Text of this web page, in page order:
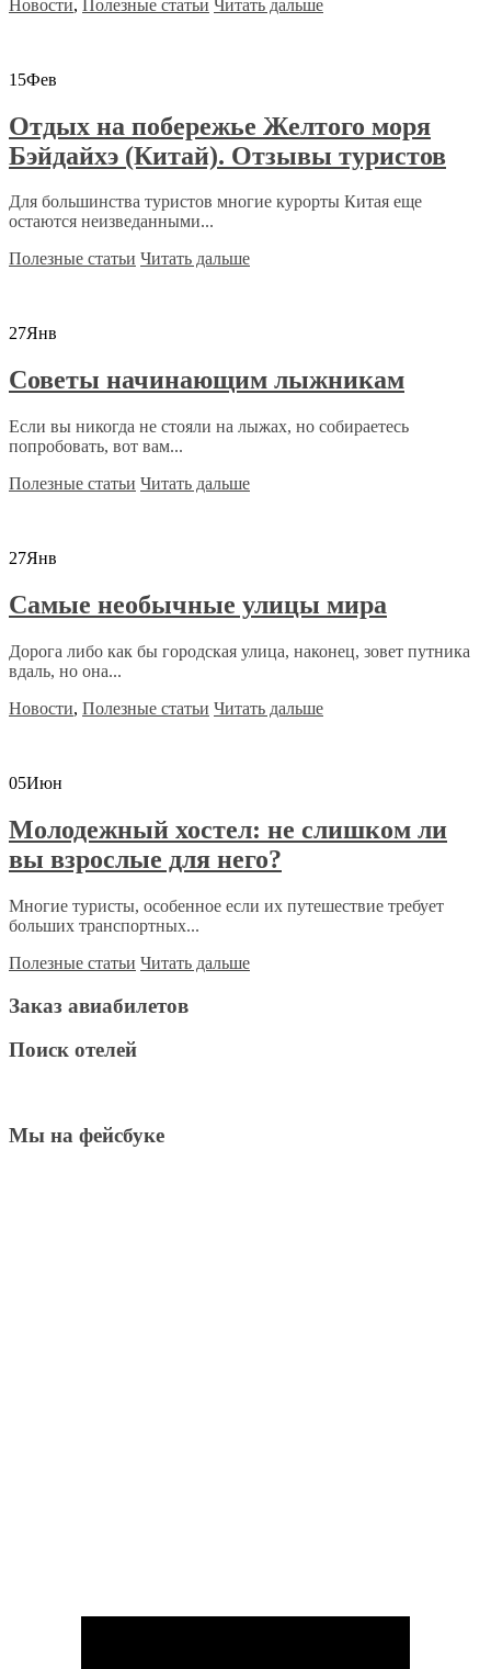
Новости, Полезные статьи Читать дальше
15Фев
Отдых на побережье Желтого моря
Бэйдайхэ (Китай). Отзывы туристов
Для большинства туристов многие курорты Китая еще
остаются неизведанными...
Полезные статьи Читать дальше
27Янв
Советы начинающим лыжникам
Если вы никогда не стояли на лыжах, но собираетесь
попробовать, вот вам...
Полезные статьи Читать дальше
27Янв
Самые необычные улицы мира
Дорога либо как бы городская улица, наконец, зовет путника
вдаль, но она...
Новости, Полезные статьи Читать дальше
05Июн
Молодежный хостел: не слишком ли
вы взрослые для него?
Многие туристы, особенное если их путешествие требует
больших транспортных...
Полезные статьи Читать дальше
Заказ авиабилетов
Поиск отелей
Мы на фейсбуке